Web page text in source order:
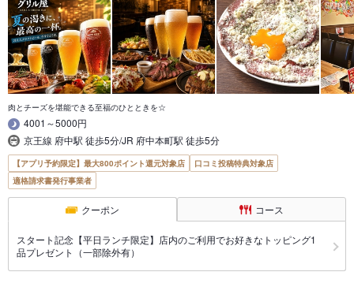
肉とチーズを堪能できる至福のひとときを☆
4001～5000円
京王線 府中駅 徒歩5分/JR 府中本町駅 徒歩5分
【アプリ予約限定】最大800ポイント還元対象店
口コミ投稿特典対象店
適格請求書発行事業者
クーポン コース
スタート記念【平日ランチ限定】店内のご利用でお好きなトッピング1
品プレゼント（一部除外有）